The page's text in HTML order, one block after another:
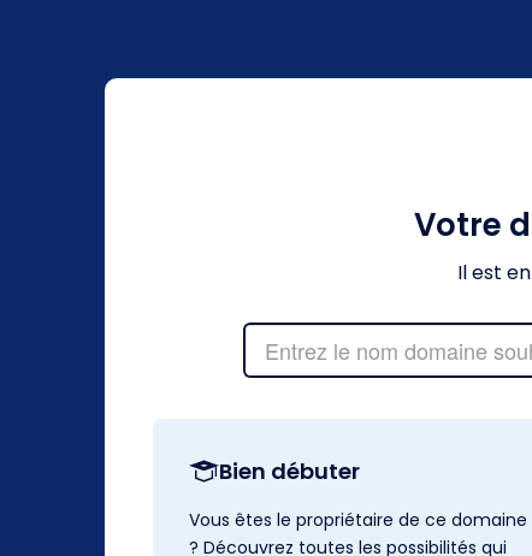
Votre
Il est
Bien débuter
Vous êtes le propriétaire de ce domaine
? Découvrez toutes les possibilités qui